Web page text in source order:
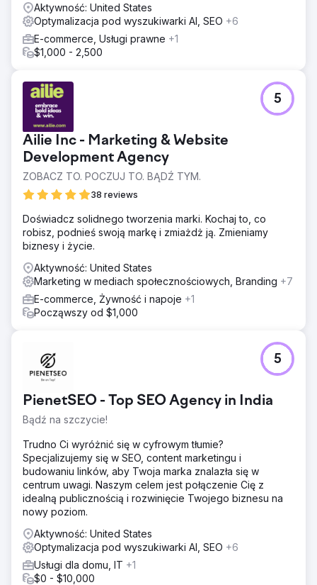
Aktywność: United States
Optymalizacja pod wyszukiwarki AI, SEO +6
E-commerce, Usługi prawne +1
$1,000 - 2,500
Ailie Inc - Marketing & Website
Development Agency
ZOBACZ TO. POCZUJ TO. BĄDŹ TYM.
38 reviews
5
Doświadcz solidnego tworzenia marki. Kochaj to, co
robisz, podnieś swoją markę i zmiażdż ją. Zmieniamy
biznesy i życie.
Aktywność: United States
Marketing w mediach społecznościowych, Branding +7
E-commerce, Żywność i napoje +1
Począwszy od $1,000
PienetSEO - Top SEO Agency in India
Bądź na szczycie!
5
Trudno Ci wyróżnić się w cyfrowym tłumie?
Specjalizujemy się w SEO, content marketingu i
budowaniu linków, aby Twoja marka znalazła się w
centrum uwagi. Naszym celem jest połączenie Cię z
idealną publicznością i rozwinięcie Twojego biznesu na
nowy poziom.
Aktywność: United States
Optymalizacja pod wyszukiwarki AI, SEO +6
Usługi dla domu, IT +1
$0 - $10,000